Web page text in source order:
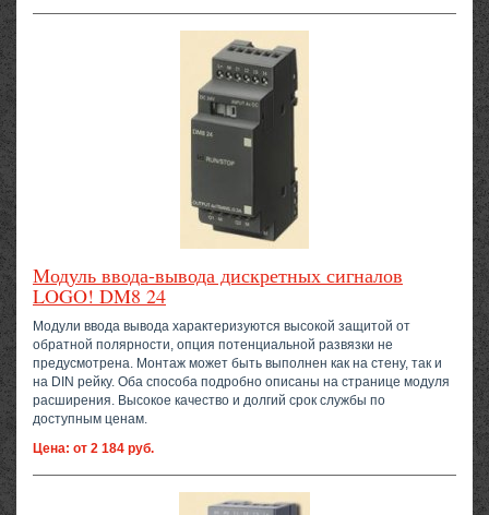
Модуль ввода-вывода дискретных сигналов
LOGO! DM8 24
Модули ввода вывода характеризуются высокой защитой от
обратной полярности, опция потенциальной развязки не
предусмотрена. Монтаж может быть выполнен как на стену, так и
на DIN рейку. Оба способа подробно описаны на странице модуля
расширения. Высокое качество и долгий срок службы по
доступным ценам.
Цена: от 2 184 руб.